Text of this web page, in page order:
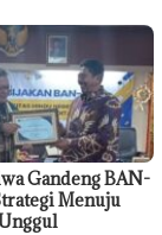
Gandeng BAN-
Menuju